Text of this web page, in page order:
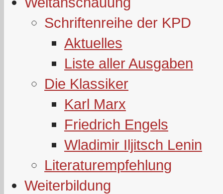
Schriftenreihe der KPD
Aktuelles
Liste aller Ausgaben
Die Klassiker
Karl Marx
Friedrich Engels
Wladimir Iljitsch Lenin
Literaturempfehlung
Weiterbildung